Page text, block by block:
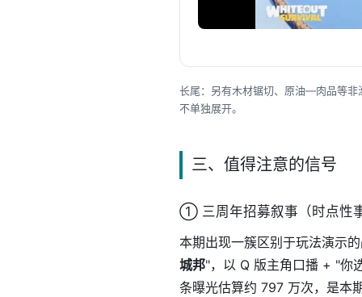
长尾：另有木材锯切、原油—肉品等非
不单独展开。
三、值得注意的信号
① 三周年招募叙事（时点性
本期出现一簇区别于玩法演示的
城邦"，以 Q 版主角口播 + "你
条曝光估算约 797 万次，是本